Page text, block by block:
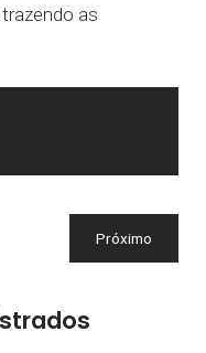
as
Próximo